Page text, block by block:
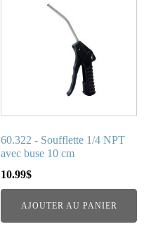
60.322 - Soufflette 1/4 NPT
avec buse 10 cm
10.99$
AJOUTER AU PANIER